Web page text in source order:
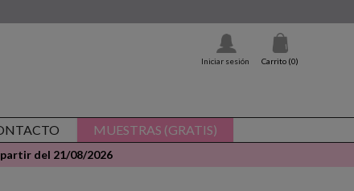
Iniciar sesión Carrito (0)
MUESTRAS (GRATIS)
del 21/08/2026